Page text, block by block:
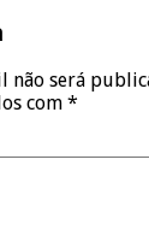
não será
com *